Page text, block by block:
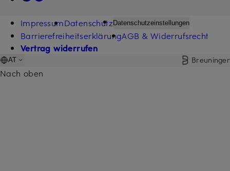
ImpressumDatenschutz Datenschutzeinstellungen
BarrierefreiheitserklärungAGB & Widerrufsrecht
Vertrag widerrufen
AT Breuninger
Nach oben